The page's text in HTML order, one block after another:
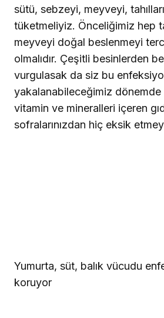
sütü, sebzeyi, meyveyi,
tüketmeliyiz. Önceliğimiz hep
meyveyi doğal beslenmeyi
olmalıdır. Çeşitli besinlerden
vurgulasak da siz bu
yakalanabileceğimiz dönemde
vitamin ve mineralleri içeren
sofralarınızdan hiç eksik
Yumurta, süt, balık vücudu
koruyor